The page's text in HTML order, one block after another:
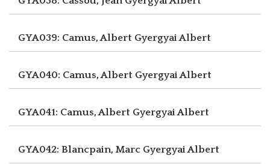
GYA039: Camus, Albert Gyergyai Albert
GYA040: Camus, Albert Gyergyai Albert
GYA041: Camus, Albert Gyergyai Albert
GYA042: Blancpain, Marc Gyergyai Albert